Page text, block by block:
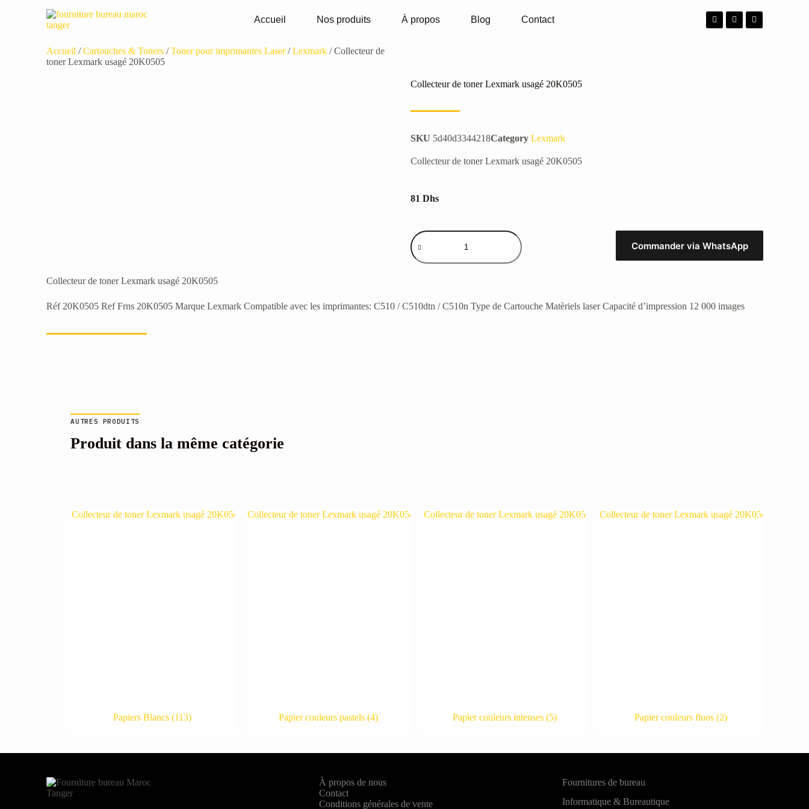
Accueil Nos produits À propos Blog Contact
Accueil /Cartouches & Toners /Toner pour imprimantes Laser/Lexmark / Collecteur de
toner Lexmark usagé 20K0505
Collecteur de toner Lexmark usagé 20K0505
SKU 5d40d3344218Category Lexmark
Collecteur de toner Lexmark usagé 20K0505
81 Dhs
Commander via WhatsApp
Collecteur de toner Lexmark usagé 20K0505
Réf 20K0505 Ref Frns 20K0505 Marque Lexmark Compatible avec les imprimantes: C510 / C510dtn / C510n Type de Cartouche Matèriels laser Capacité d’impression 12 000 images
AUTRES PRODUITS
Produit dans la même catégorie
Papiers Blancs(113) Papier couleurs pastels(4) Papier couleurs intenses (5) Papier couleurs fluos (2)
À propos de nous
Contact
Conditions générales de vente
Fournitures de bureau
Informatique & Bureautique